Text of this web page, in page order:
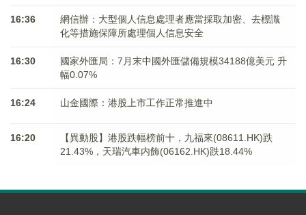
16:36
網信辦：大型個人信息處理者應當採取加密、去標識
化等措施保障所處理個人信息安全
16:30
國家外匯局：7月末中國外匯儲備規模34188億美元 升
幅0.07%
16:24 山金國際：港股上市工作正常推進中
16:20
【異動股】港股跌幅榜前十，九福來(08611.HK)跌
21.43%，天瑞汽車内飾(06162.HK)跌18.44%